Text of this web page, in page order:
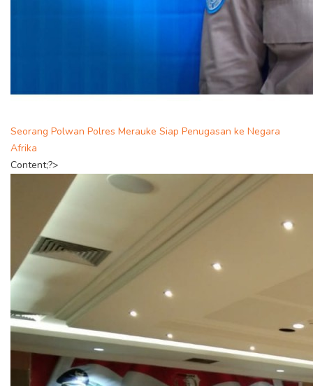
Seorang Polwan Polres Merauke Siap Penugasan ke Negara
Afrika
Content;?>